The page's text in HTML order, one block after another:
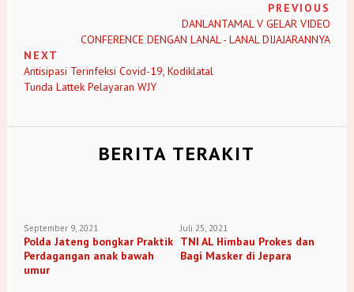
PREVIOUS
DANLANTAMAL V GELAR VIDEO
CONFERENCE DENGAN LANAL - LANAL DIJAJARANNYA
NEXT
Antisipasi Terinfeksi Covid-19, Kodiklatal
Tunda Lattek Pelayaran WJY
BERITA TERAKIT
September 9, 2021
Polda Jateng bongkar Praktik
Perdagangan anak bawah
umur
Juli 25, 2021
TNI AL Himbau Prokes dan
Bagi Masker di Jepara